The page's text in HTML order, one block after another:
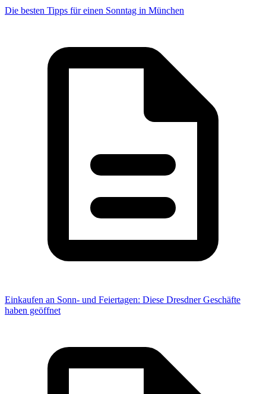
Die besten Tipps für einen Sonntag in München
Einkaufen an Sonn- und Feiertagen: Diese Dresdner Geschäfte
haben geöffnet